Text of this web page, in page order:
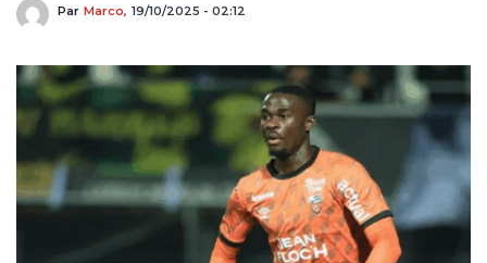
Par Marco, 19/10/2025 - 02:12